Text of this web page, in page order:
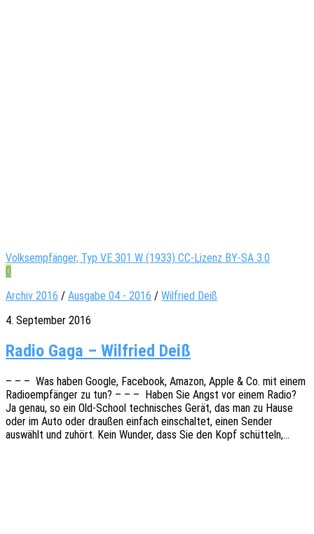
Volksempfänger, Typ VE 301 W (1933) CC-Lizenz BY-SA 3.0
0
Archiv 2016 / Ausgabe 04 - 2016 / Wil­fried Deiß
4. September 2016
Radio Gaga – Wil­fried Deiß
– – – Was haben Google, Face­book, Amazon, Apple & Co. mit einem
Radio­emp­fän­ger zu tun? – – – Haben Sie Angst vor einem Radio?
Ja genau, so ein Old-School tech­ni­sches Gerät, das man zu Hause
oder im Auto oder drau­ßen einfach einschal­tet, einen Sender
auswählt und zuhört. Kein Wunder, dass Sie den Kopf schütteln,…